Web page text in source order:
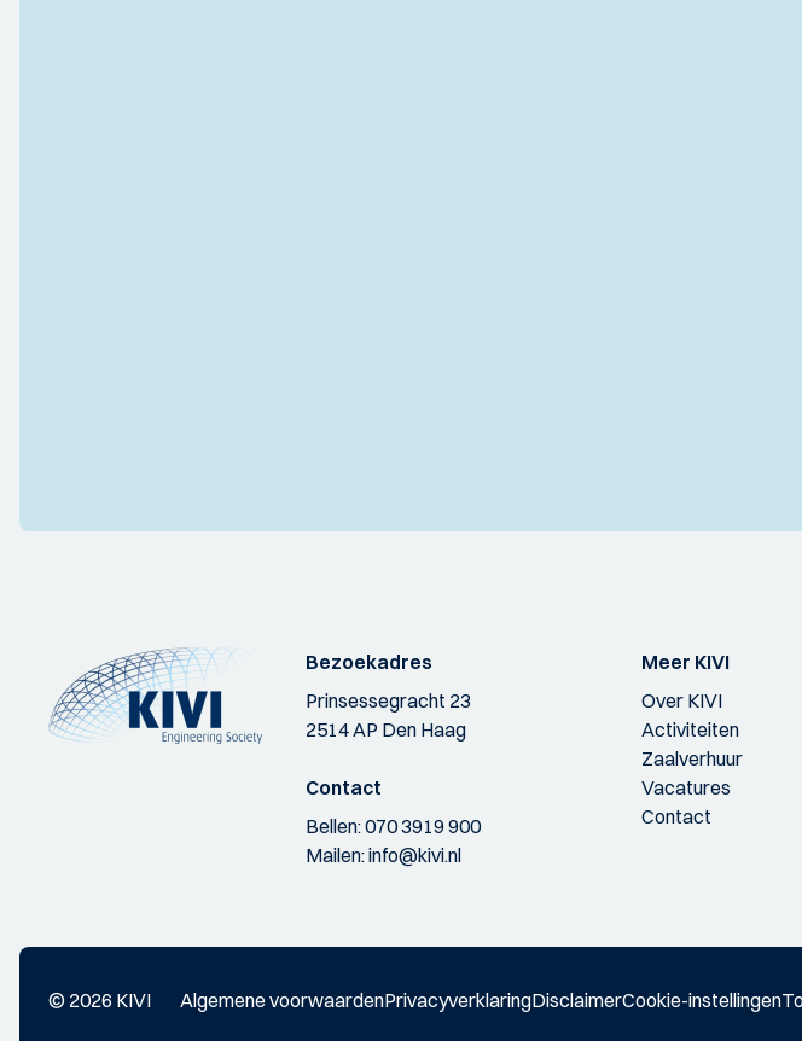
Bezoekadres
Prinsessegracht 23
2514 AP Den Haag
Contact
Bellen:070 3919 900
Mailen:info@kivi.nl
Meer KIVI
Over KIVI
Activiteiten
Zaalverhuur
Vacatures
Contact
© 2026 KIVI Algemene voorwaardenPrivacyverklaringDisclaimerCookie-instellingen